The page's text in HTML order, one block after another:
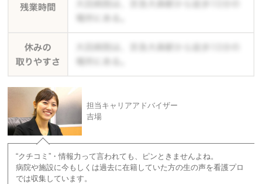
担当キャリアアドバイザー
吉場
“クチコミ”・情報力って言われても、ピンときませんよね。
病院や施設に今もしくは過去に在籍していた方の生の声を看護プロ
では収集しています。